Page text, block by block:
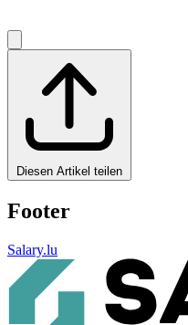
Diesen Artikel teilen
Footer
Salary.lu